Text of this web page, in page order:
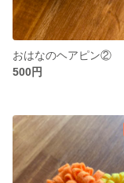
おはなのヘアピン②
500円